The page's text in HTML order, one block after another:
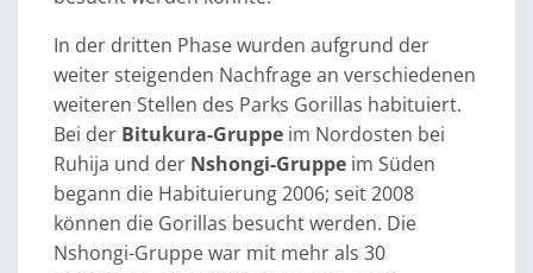
In der dritten Phase wurden aufgrund der
weiter steigenden Nachfrage an verschiedenen
weiteren Stellen des Parks Gorillas habituiert.
Bei der Bitukura-Gruppe im Nordosten bei
Ruhija und der Nshongi-Gruppe im Süden
begann die Habituierung 2006; seit 2008
können die Gorillas besucht werden. Die
Nshongi-Gruppe war mit mehr als 30